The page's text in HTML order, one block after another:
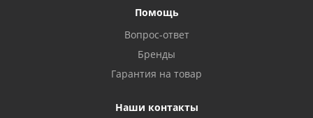
Азнакаево, ул. Булгар, 2. ТЦ "Акчарлак"
Стерлитамак, ул. Вокзальная, 13
Помощь
Вопрос-ответ
Бренды
Гарантия на товар
Наши контакты